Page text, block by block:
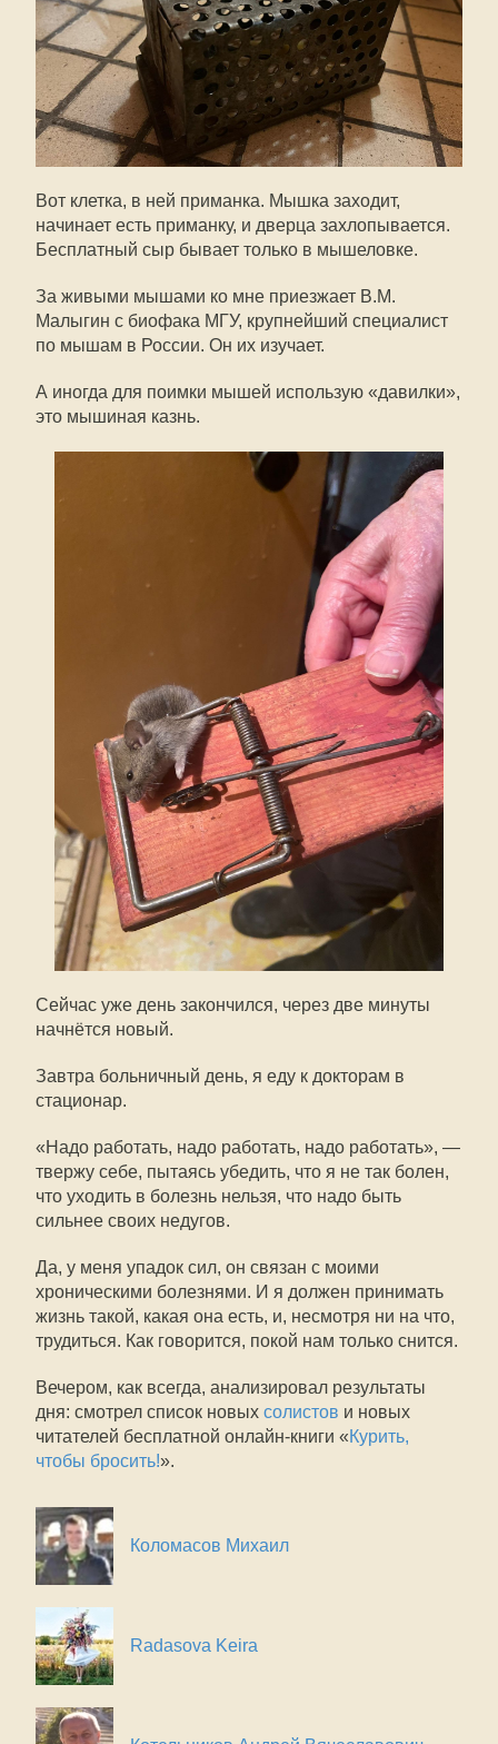
Вот клетка, в ней приманка. Мышка заходит,
начинает есть приманку, и дверца захлопывается.
Бесплатный сыр бывает только в мышеловке.
За живыми мышами ко мне приезжает В.М.
Малыгин с биофака МГУ, крупнейший специалист
по мышам в России. Он их изучает.
А иногда для поимки мышей использую «давилки»,
это мышиная казнь.
Сейчас уже день закончился, через две минуты
начнётся новый.
Завтра больничный день, я еду к докторам в
стационар.
«Надо работать, надо работать, надо работать», —
твержу себе, пытаясь убедить, что я не так болен,
что уходить в болезнь нельзя, что надо быть
сильнее своих недугов.
Да, у меня упадок сил, он связан с моими
хроническими болезнями. И я должен принимать
жизнь такой, какая она есть, и, несмотря ни на что,
трудиться. Как говорится, покой нам только снится.
Вечером, как всегда, анализировал результаты
дня: смотрел список новых солистов и новых
читателей бесплатной онлайн-книги «Курить,
чтобы бросить!».
Коломасов Михаил
Radasova Keira